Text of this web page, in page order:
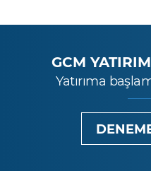
GCM
Yatırıma